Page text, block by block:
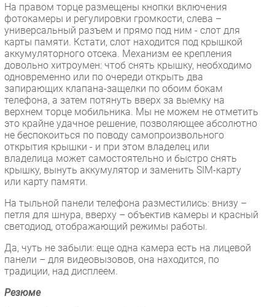
На правом торце размещены кнопки включения
фотокамеры и регулировки громкости, слева –
универсальный разъем и прямо под ним - слот для
карты памяти. Кстати, слот находится под крышкой
аккумуляторного отсека. Механизм ее крепления
довольно хитроумен: чтоб снять крышку, необходимо
одновременно или по очереди открыть два
запирающих клапана-защелки по обоим бокам
телефона, а затем потянуть вверх за выемку на
верхнем торце мобильника. Мы не можем не отметить
это крайне удачное решение, позволяющее абсолютно
не беспокоиться по поводу самопроизвольного
открытия крышки - и при этом владелец или
владелица может самостоятельно и быстро снять
крышку, вынуть аккумулятор и заменить SIM-карту
или карту памяти.
На тыльной панели телефона разместились: внизу –
петля для шнура, вверху – объектив камеры и красный
светодиод, отображающий режимы работы.
Да, чуть не забыли: еще одна камера есть на лицевой
панели – для видеовызовов, она находится, по
традиции, над дисплеем.
Резюме